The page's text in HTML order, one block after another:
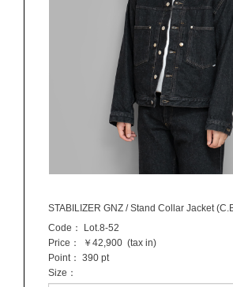
STABILIZER GNZ / Stand Collar Jacket
Code：
Lot.8-52
Price：
￥42,900 (tax in)
Point： 390 pt
Size ：